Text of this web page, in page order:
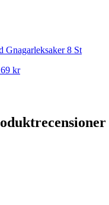
Gnagarleksaker 8 St
kr